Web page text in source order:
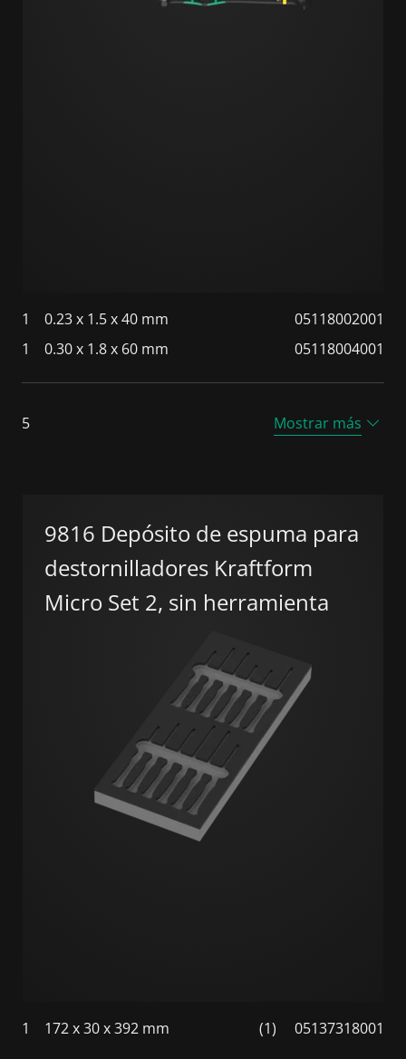
1 0.23 x 1.5 x 40 mm
05118002001
1
0.30 x 1.8 x 60 mm 05118004001
5 Mostrar más
9816 Depósito de espuma para
destornilladores Kraftform
Micro Set 2, sin herramienta
1 172 x 30 x 392 mm (1) 05137318001